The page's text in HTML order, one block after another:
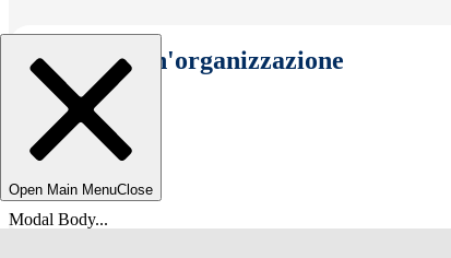
Seleziona un'organizzazione
Open Main MenuClose
Modal Body...